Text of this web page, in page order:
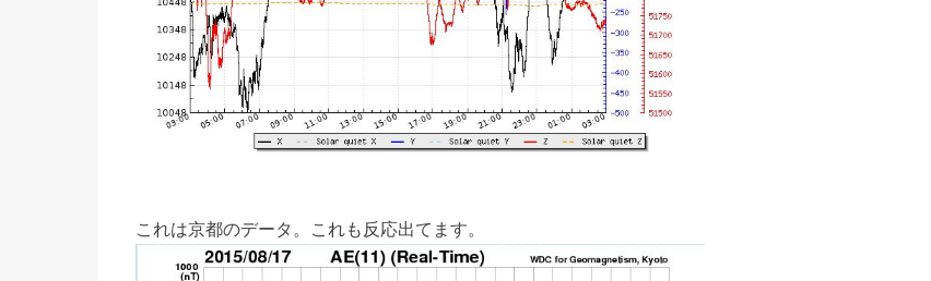
これは京都のデータ。これも反応出てます。